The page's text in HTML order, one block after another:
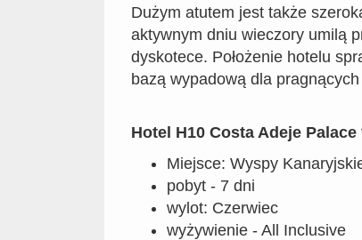
Dużym atutem jest także
aktywnym dniu wieczory umilą
dyskotece. Położenie hotelu
bazą wypadową dla
Hotel H10 Costa Adeje Palace
Miejsce: Wyspy
pobyt - 7 dni
wylot: Czerwiec
wyżywienie - All Inclusive